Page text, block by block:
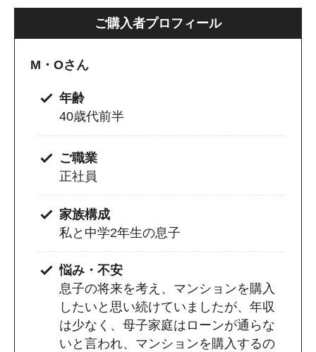
ご購入者プロフィール
M・Oさん
年齢
40歳代前半
ご職業
正社員
家族構成
私と中学2年生の息子
悩み・不安
息子の将来を考え、マンションを購入
したいと思い続けていましたが、年収
は少なく、母子家庭はローンが通らな
いと言われ、マンションを購入するの